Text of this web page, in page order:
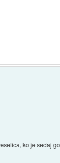
ko je sedaj